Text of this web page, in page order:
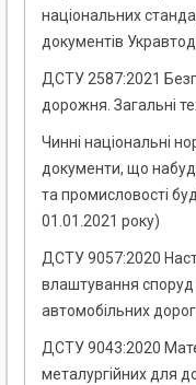
національних
документів
ДСТУ 2587:2021
дорожня. Загальні
Чинні національні
документи, що
та промисловості
01.01.2021 року)
ДСТУ 9057:2020
влаштування
автомобільних
ДСТУ 9043:2020
металургійних для